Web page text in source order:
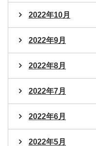
2022年10月
2022年9月
2022年8月
2022年7月
2022年6月
2022年5月